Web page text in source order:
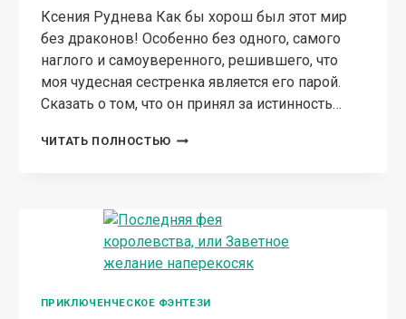
Ксения Руднева Как бы хорош был этот мир
без драконов! Особенно без одного, самого
наглого и самоуверенного, решившего, что
моя чудесная сестренка является его парой.
Сказать о том, что он принял за истинность…
ЧИТАТЬ ПОЛНОСТЬЮ НЕ
ОТ
СЕСТРЕНКИ,
ЧЕШУЙЧАТЫЙ!
ПРИКЛЮЧЕНЧЕСКОЕ ФЭНТЕЗИ